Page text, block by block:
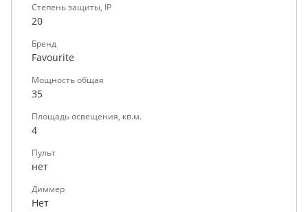
Степень защиты, IP
20
Бренд
Favourite
Мощность общая
35
Площадь освещения, кв.м.
4
Пульт
нет
Диммер
Нет